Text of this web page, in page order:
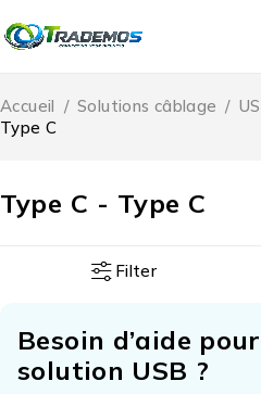
Type C - Type C
Accueil / Solutions câblage /
Type C
Besoin d’aide
solution USB ?
Filter